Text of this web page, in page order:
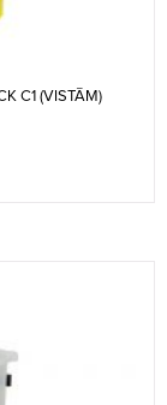
C1 (VISTĀM)